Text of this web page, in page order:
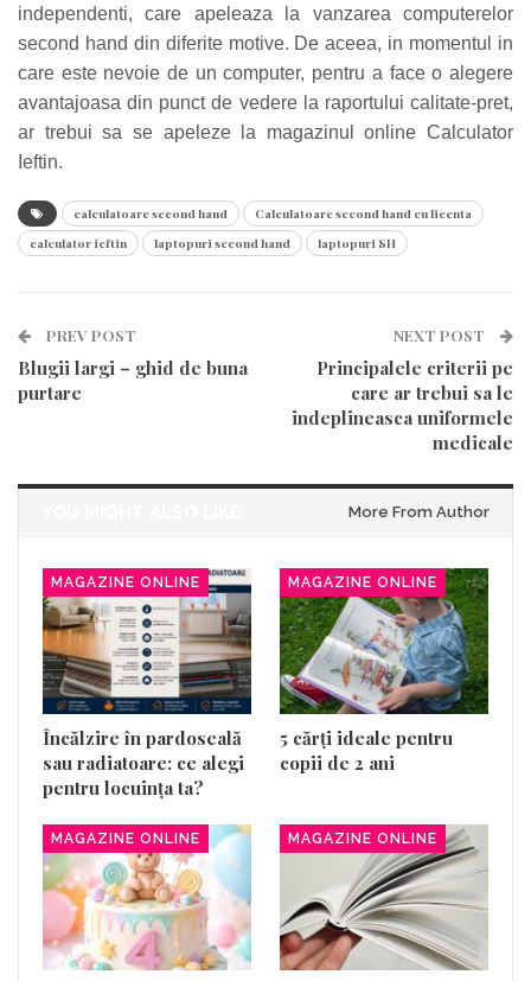
independenti, care apeleaza la vanzarea computerelor
second hand din diferite motive. De aceea, in momentul in
care este nevoie de un computer, pentru a face o alegere
avantajoasa din punct de vedere la raportului calitate-pret,
ar trebui sa se apeleze la magazinul online Calculator
Ieftin.
calculatoare second hand
Calculatoare second hand cu licenta
calculator ieftin
laptopuri second hand laptopuri SH
PREV POST
Blugii largi – ghid de buna
purtare
NEXT POST
Principalele criterii pe
care ar trebui sa le
indeplineasca uniformele
medicale
More From Author
MAGAZINE ONLINE
Încălzire în pardoseală
sau radiatoare: ce alegi
pentru locuința ta?
MAGAZINE ONLINE
5 cărți ideale pentru
copii de 2 ani
MAGAZINE ONLINE MAGAZINE ONLINE